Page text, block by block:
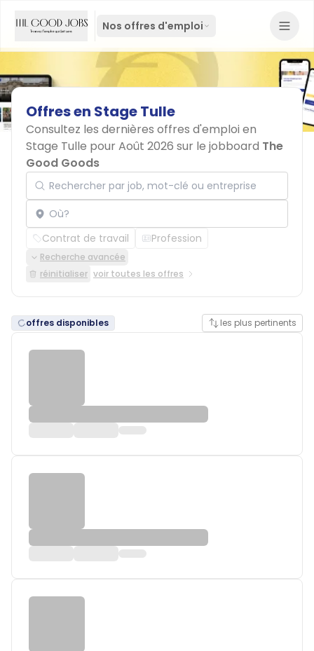
Nos offres d'emploi
Offresen StageTulle
Consultez les dernières offres d'emploi en
Stage Tulle pour Août 2026 sur le jobboard The
Good Goods
Rechercher par job, mot-clé ou entreprise
Localisation
Contrat de travail Profession
Recherche avancée
réinitialiser voir toutes les offres
offres disponibles les plus pertinents